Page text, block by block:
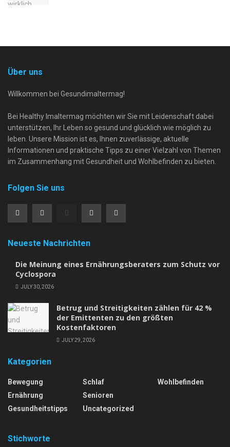
Über uns
Willkommen bei Gesundimaltermag!
Bei Healthy Imaltermag möchten wir Sie mit Leidenschaft dabei
unterstützen, Ihr Leben so gesund und glücklich wie möglich zu
leben. Unsere Mission ist es, Ihnen zuverlässige, aktuelle
Informationen und praktische Tipps zu einer Vielzahl von Themen
im Zusammenhang mit Gesundheit und Wohlbefinden zu bieten.
Folgen Sie uns
Neueste Nachrichten
Die Meinung eines Ernährungsberaters zum Schutz vor
Cyclospora
JULY 30, 2026
Betrug und Streitigkeiten zählen für 42 %
der Emittenten zu den größten
Kostenfaktoren
JULY 29, 2026
Kategorien
Bewegung
Ernährung
Gesundheitstipps
Schlaf
Senioren
Uncategorized
Wohlbefinden
Stichworte